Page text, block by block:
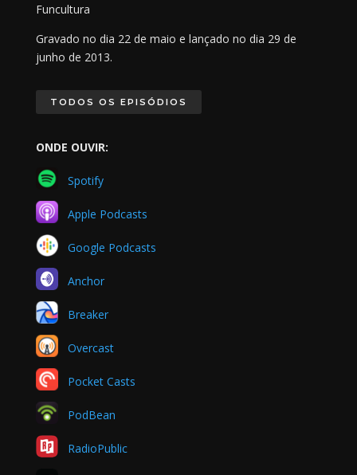
Funcultura
Gravado no dia 22 de maio e lançado no dia 29 de
junho de 2013.
TODOS OS EPISÓDIOS
ONDE OUVIR:
Spotify
Apple Podcasts
Google Podcasts
Anchor
Breaker
Overcast
Pocket Casts
PodBean
RadioPublic